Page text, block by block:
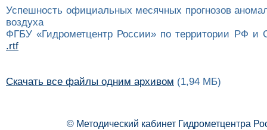
Успешность официальных месячных прогнозов
воздуха
ФГБУ «Гидрометцентр России» по территории РФ
.rtf
Скачать все файлы одним архивом (1,94 МБ)
© Методический кабинет Гидрометцентра